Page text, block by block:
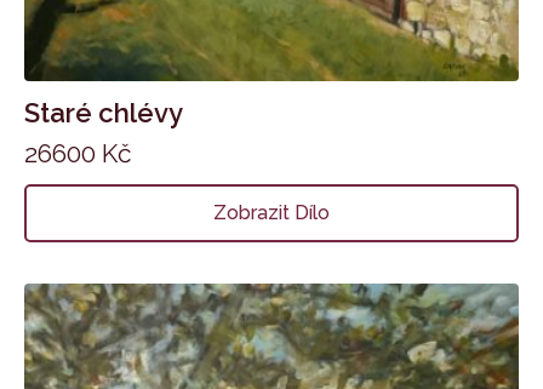
Staré chlévy
26600 Kč
Zobrazit Dílo